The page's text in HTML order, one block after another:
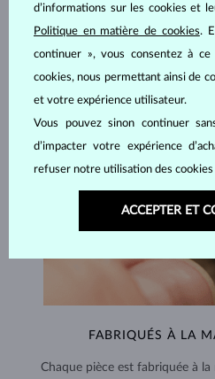
FABRIQUÉS À LA
Chaque pièce est fabriquée à
d’informations sur les cookies et
Politique en matière de cookies.
continuer », vous consentez à
cookies, nous permettant ainsi de
et votre expérience utilisateur.
Vous pouvez sinon continuer
d’impacter votre expérience
refuser notre utilisation des cookies
ACCEPTER ET